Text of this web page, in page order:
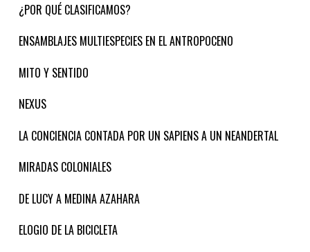
¿POR QUÉ CLASIFICAMOS?
ENSAMBLAJES MULTIESPECIES EN EL ANTROPOCENO
MITO Y SENTIDO
NEXUS
LA CONCIENCIA CONTADA POR UN SAPIENS A UN NEANDERTAL
MIRADAS COLONIALES
DE LUCY A MEDINA AZAHARA
ELOGIO DE LA BICICLETA